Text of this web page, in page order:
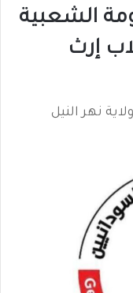
الشعبية
إرث
نهر النيل